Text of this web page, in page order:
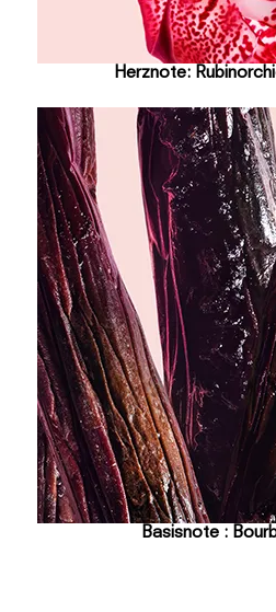
Herznote:
Basisnote :